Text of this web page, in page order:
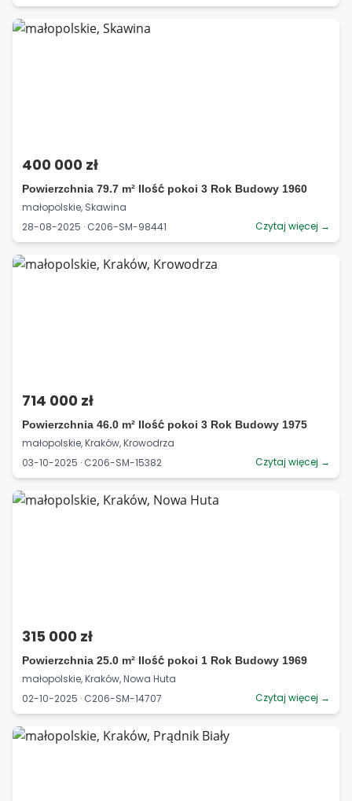
400 000 zł
Powierzchnia 79.7 m² Ilość pokoi 3 Rok Budowy 1960
małopolskie, Skawina
28-08-2025 · C206-SM-98441
Czytaj więcej →
714 000 zł
Powierzchnia 46.0 m² Ilość pokoi 3 Rok Budowy 1975
małopolskie, Kraków, Krowodrza
03-10-2025 · C206-SM-15382
Czytaj więcej →
315 000 zł
Powierzchnia 25.0 m² Ilość pokoi 1 Rok Budowy 1969
małopolskie, Kraków, Nowa Huta
02-10-2025 · C206-SM-14707
Czytaj więcej →